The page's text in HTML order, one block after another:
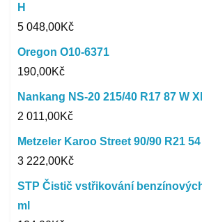
H
5 048,00Kč
Oregon O10-6371
190,00Kč
Nankang NS-20 215/40 R17 87 W
2 011,00Kč
Metzeler Karoo Street 90/90 R21
3 222,00Kč
STP Čistič vstřikování
ml